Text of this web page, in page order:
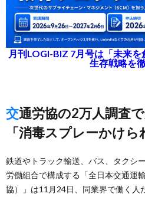
月刊LOGI-BIZ 7月号は「未来
生存戦略を
交通労協の2万人調査で判明、コロナで
「消毒スプレーかけら
鉄道やトラック輸送、バス、タクシ
労働組合で構成する「全日本交通運
協）」は11月24日、同業界で働く人